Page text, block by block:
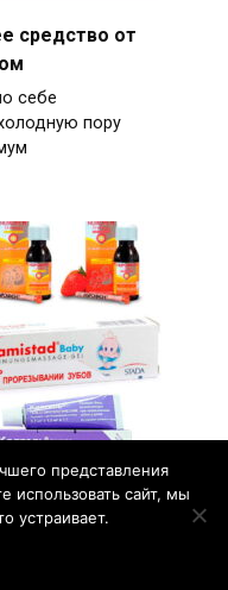
средство от
себе
пору
–
лечения
представления
использовать сайт, мы
устраивает.